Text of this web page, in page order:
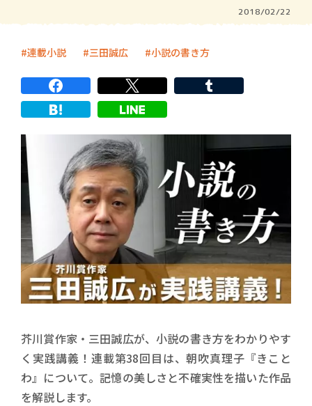
2018/02/22
連載小説 三田誠広 小説の書き方
芥川賞作家・三田誠広が、小説の書き方をわかりやす
く実践講義！連載第38回目は、朝吹真理子『きこと
わ』について。記憶の美しさと不確実性を描いた作品
を解説します。